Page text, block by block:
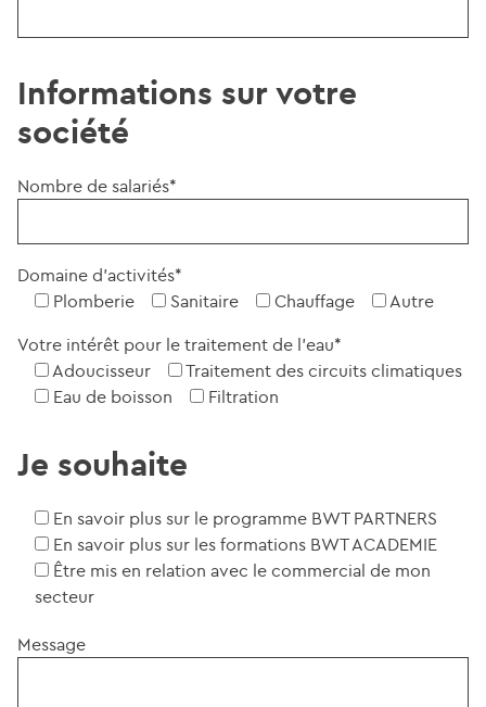
Informations sur votre
société
Nombre de salariés*
Domaine d'activités*
Plomberie
Sanitaire Chauffage
Autre
Votre intérêt pour le traitement de l'eau*
Adoucisseur
Traitement des circuits climatiques
Eau de boisson
Filtration
Je souhaite
En savoir plus sur le programme BWT PARTNERS
En savoir plus sur les formations BWT ACADEMIE
Être mis en relation avec le commercial de mon
secteur
Message